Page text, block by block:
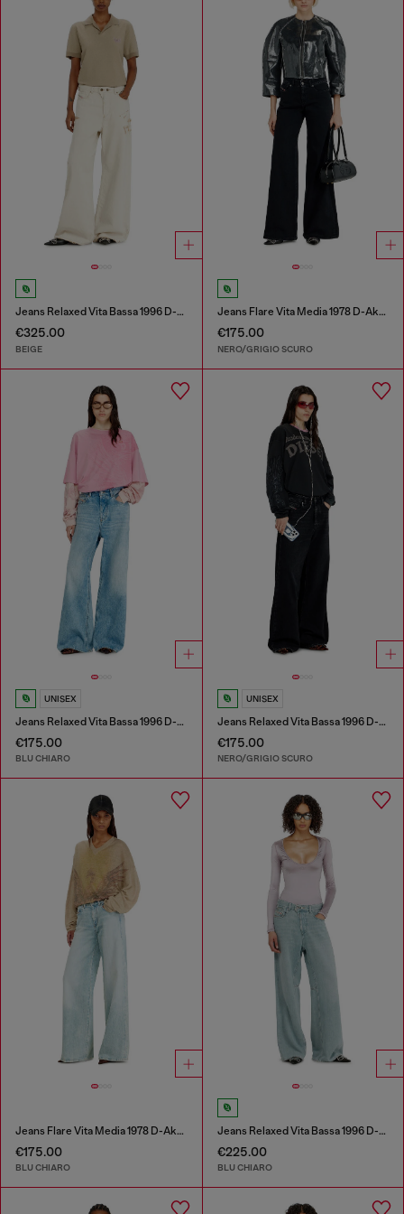
Jeans Relaxed Vita Bassa 1996 D-Sire
€325.00
BEIGE
Jeans Flare Vita Media 1978 D-Akemi
€175.00
NERO/GRIGIO SCURO
UNISEX
Jeans Relaxed Vita Bassa 1996 D-Sire
€175.00
BLU CHIARO
UNISEX
Jeans Relaxed Vita Bassa 1996 D-Sire
€175.00
NERO/GRIGIO SCURO
Jeans Flare Vita Media 1978 D-Akemi
€175.00
BLU CHIARO
Jeans Relaxed Vita Bassa 1996 D-Sire
€225.00
BLU CHIARO